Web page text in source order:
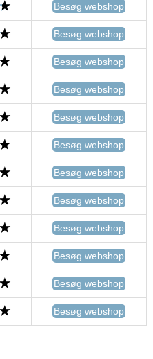
Besøg webshop
Besøg webshop
Besøg webshop
Besøg webshop
Besøg webshop
Besøg webshop
Besøg webshop
Besøg webshop
Besøg webshop
Besøg webshop
Besøg webshop
Besøg webshop